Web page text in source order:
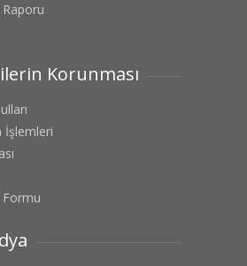
Korunması
İşlemleri
Formu